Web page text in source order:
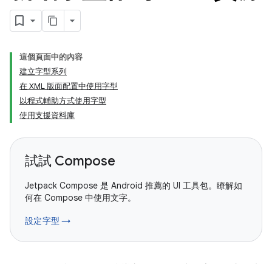
這個頁面中的內容
建立字型系列
在 XML 版面配置中使用字型
以程式輔助方式使用字型
使用支援資料庫
試試 Compose
Jetpack Compose 是 Android 推薦的 UI 工具包。瞭解如
何在 Compose 中使用文字。
設定字型 →